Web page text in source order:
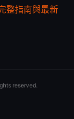
整指南與最新
reserved.